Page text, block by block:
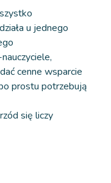
u jednego
cenne wsparcie
prostu potrzebują
się liczy